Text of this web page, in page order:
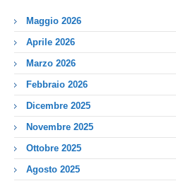
Maggio 2026
Aprile 2026
Marzo 2026
Febbraio 2026
Dicembre 2025
Novembre 2025
Ottobre 2025
Agosto 2025